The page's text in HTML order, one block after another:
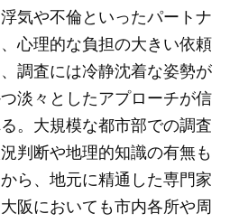
気や不倫といったパートナ
心理的な負担の大きい依頼
調査には冷静沈着な姿勢が
淡々としたアプローチが信
。大規模な都市部での調査
判断や地理的知識の有無も
ら、地元に精通した専門家
阪においても市内各所や周